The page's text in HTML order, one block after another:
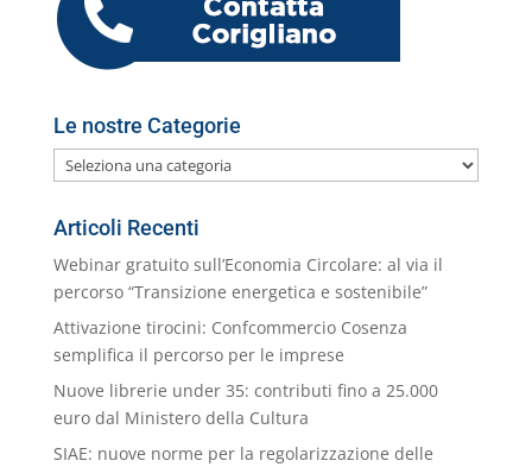
Le nostre Categorie
Le
nostre
Categorie
Articoli Recenti
Webinar gratuito sull’Economia Circolare: al via il
percorso “Transizione energetica e sostenibile”
Attivazione tirocini: Confcommercio Cosenza
semplifica il percorso per le imprese
Nuove librerie under 35: contributi fino a 25.000
euro dal Ministero della Cultura
SIAE: nuove norme per la regolarizzazione delle